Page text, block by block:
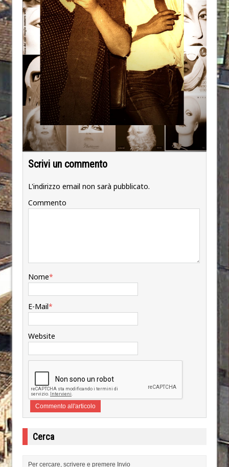
Scrivi un commento
L'indirizzo email non sarà pubblicato.
Commento
Nome*
E-Mail*
Website
Cerca